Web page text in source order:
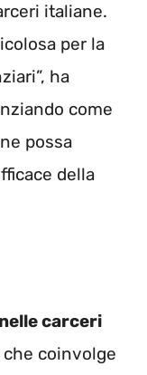
italiane.
per la
ha
come
possa
della
carceri
coinvolge